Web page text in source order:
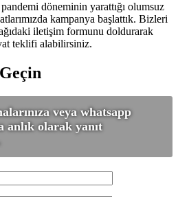
döneminin yarattığı olumsuz
kampanya başlattık. Bizleri
iletişim formunu doldurarak
teklifi alabilirsiniz.
veya whatsapp
anlık olarak yanıt